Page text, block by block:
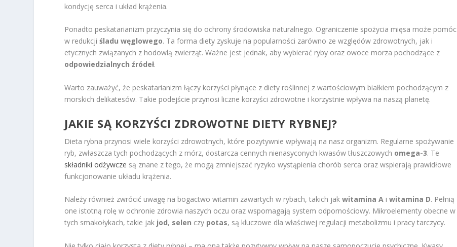
kondycję serca i układ krążenia.
Ponadto peskatarianizm przyczynia się do ochrony środowiska naturalnego. Ograniczenie spożycia mięsa może pomóc
w redukcjiśladu węglowego. Ta forma diety zyskuje na popularności zarówno ze względów zdrowotnych, jak i
etycznych związanych z hodowlą zwierząt. Ważne jest jednak, aby wybierać ryby oraz owoce morza pochodzące z
odpowiedzialnych źródeł.
Warto zauważyć, że peskatarianizm łączy korzyści płynące z diety roślinnej z wartościowym białkiem pochodzącym z
morskich delikatesów. Takie podejście przynosi liczne korzyści zdrowotne i korzystnie wpływa na naszą planetę.
JAKIE SĄ KORZYŚCI ZDROWOTNE DIETY RYBNEJ?
Dieta rybna przynosi wiele korzyści zdrowotnych, które pozytywnie wpływają na nasz organizm. Regularne spożywanie
ryb, zwłaszcza tych pochodzących z mórz, dostarcza cennych nienasyconych kwasów tłuszczowych omega-3. Te
składniki odżywcze są znane z tego, że mogą zmniejszać ryzyko wystąpienia chorób serca oraz wspierają prawidłowe
funkcjonowanie układu krążenia.
Należy również zwrócić uwagę na bogactwo witamin zawartych w rybach, takich jakwitamina A iwitamina D. Pełnią
one istotną rolę w ochronie zdrowia naszych oczu oraz wspomagają system odpornościowy. Mikroelementy obecne w
tych smakołykach, takie jak jod, selen czy potas, są kluczowe dla właściwej regulacji metabolizmu i pracy tarczycy.